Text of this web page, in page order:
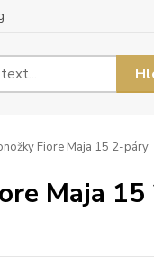
Fiore Maja 15 2-páry
Maja